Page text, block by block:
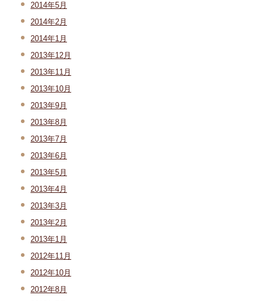
2014年5月
2014年2月
2014年1月
2013年12月
2013年11月
2013年10月
2013年9月
2013年8月
2013年7月
2013年6月
2013年5月
2013年4月
2013年3月
2013年2月
2013年1月
2012年11月
2012年10月
2012年8月